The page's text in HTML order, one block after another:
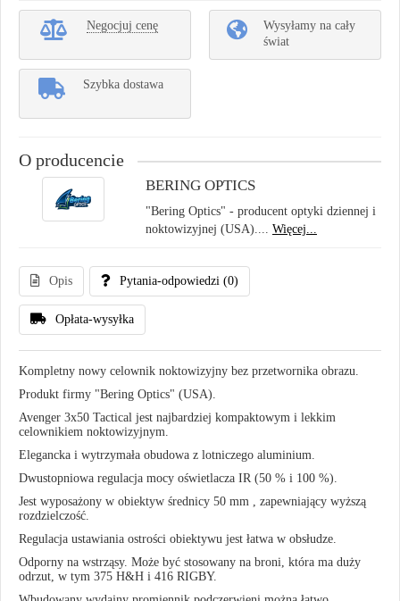
Negocjuj cenę
Wysyłamy na cały
świat
Szybka dostawa
O producencie
BERING OPTICS
"Bering Optics" - producent optyki dziennej i
noktowizyjnej (USA).... Więcej...
Opis Pytania-odpowiedzi (0)
Opłata-wysyłka
Kompletny nowy celownik noktowizyjny bez przetwornika obrazu.
Produkt firmy "Bering Optics" (USA).
Avenger 3x50 Tactical jest najbardziej kompaktowym i lekkim
celownikiem noktowizyjnym.
Elegancka i wytrzymała obudowa z lotniczego aluminium.
Dwustopniowa regulacja mocy oświetlacza IR (50 % i 100 %).
Jest wyposażony w obiektyw średnicy 50 mm , zapewniający wyższą
rozdzielczość.
Regulacja ustawiania ostrości obiektywu jest łatwa w obsłudze.
Odporny na wstrząsy. Może być stosowany na broni, która ma duży
odrzut, w tym 375 H&H i 416 RIGBY.